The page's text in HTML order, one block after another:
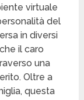
virtuale
del
in diversi
il caro
una
Oltre a
questa